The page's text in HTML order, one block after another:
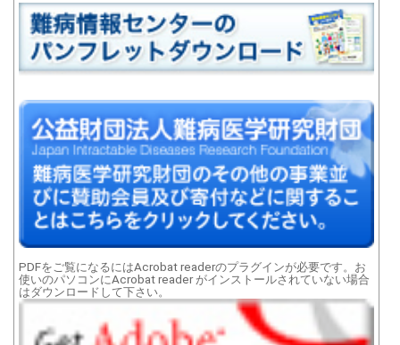
PDFをご覧になるにはAcrobat readerのプラグインが必要です。お
使いのパソコンにAcrobat reader がインストールされていない場合
はダウンロードして下さい。